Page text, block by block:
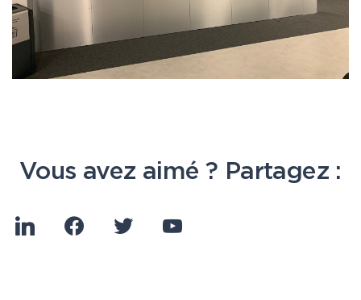
Vous avez aimé ? Partagez :
linkedinfacebooktwitteryoutube